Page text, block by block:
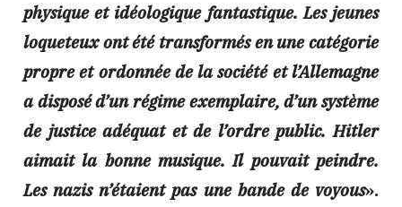
physique et idéologique fantastique. Les jeunes
loqueteux ont été transformés en une catégorie
propre et ordonnée de la société et l’Allemagne
a disposé d’un régime exemplaire, d’un système
de justice adéquat et de l’ordre public. Hitler
aimait la bonne musique. Il pouvait peindre.
Les nazis n’étaient pas une bande de voyous».